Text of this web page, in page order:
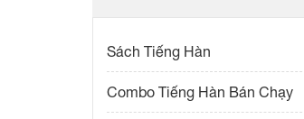
Sách Tiếng Hàn
Combo Tiếng Hàn Bán Chạy